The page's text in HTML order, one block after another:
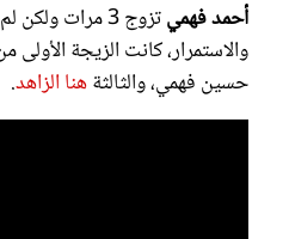
أحمد فهمي
تزوج 3 مرات
والاستمرار، كانت الزيجة الأولى
حسين فهمي، والثالثةهنا الزاهد.